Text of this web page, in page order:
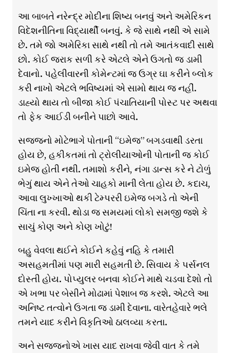
આ બાબતે નરેન્દ્ર મોદીના શિષ્ય બનવું અને અમેરિકન
વિદેશનીતિના વિદ્યાર્થી બનવું. કે જે સાથે નથી એ સામે
છે. તમે જો અમેરિકા સાથે નથી તો તમે આતંકવાદી સાથે
છો. કોઈ જરાક સળી કરે એટલે એને ઉગતો જ ડામી
દેવાનો. પહેલીવારની કોમેન્ટમાં જ ઉગ્ર ઘા કરીને બ્લોક
કરી નાખો એટલે ભવિષ્યમાં એ સામો થાય જ નહીં.
ડાહ્યો થાય તો બીજા કોઈ પંચાતિયાની પોસ્ટ પર અથવા
તો ફેક આઈડી બનીને પાછો આવે.
સજ્જનો મોટેભાગે પોતાની “ઇમેજ” બગડવાથી ડરતા
હોય છે, હકીકતમાં તો ટ્રોલીયાઓની પોતાની જ કોઈ
ઇમેજ હોતી નથી. તમાશો કરીને, નંગા ડાન્સ કરે ને ટોળું
ભેગું થાય એને તેઓ ચાહકો માની લેતા હોય છે. કદાચ,
આવા લુખ્ખાઓ થકી ટેમ્પરરી ઇમેજ બગડે તો એની
ચિંતા ના કરવી. થોડા જ સમયમાં લોકો સમજી જશે કે
સાચું કોણ અને કોણ ખોટું!
બહુ વેવલા થઈને કોઈને કહેવું નહિ કે તમારી
અસહમતીમાં પણ મારી સહમતી છે. સિવાય કે પર્સનલ
દોસ્તી હોય. પોપ્યુલર બનવા કોઈને માથે ચડવા દેશો તો
એ ખભા પર બેસીને મોઢામાં પેશાબ જ કરશે. એટલે આ
અનિષ્ટ તત્વોને ઉગતા જ ડામી દેવાના. વારેતહેવારે ભલે
તમને યાદ કરીને વિકૃતિઓ ઠાલવ્યા કરતા.
અને સજ્જનોએ ખાસ યાદ રાખવા જેવી વાત કે તમે